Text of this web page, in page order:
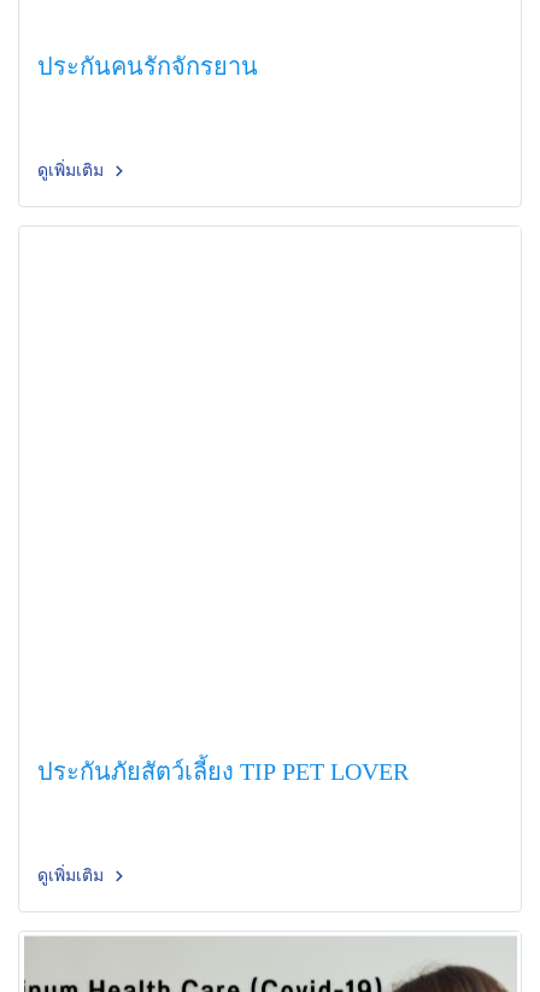
ประกันคนรักจักรยาน
ดูเพิ่มเติม
ประกันภัยสัตว์เลี้ยง TIP PET LOVER
ดูเพิ่มเติม